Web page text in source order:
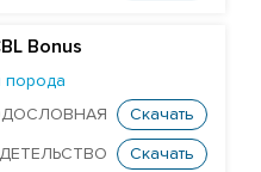
Bonus
порода
Скачать
Скачать